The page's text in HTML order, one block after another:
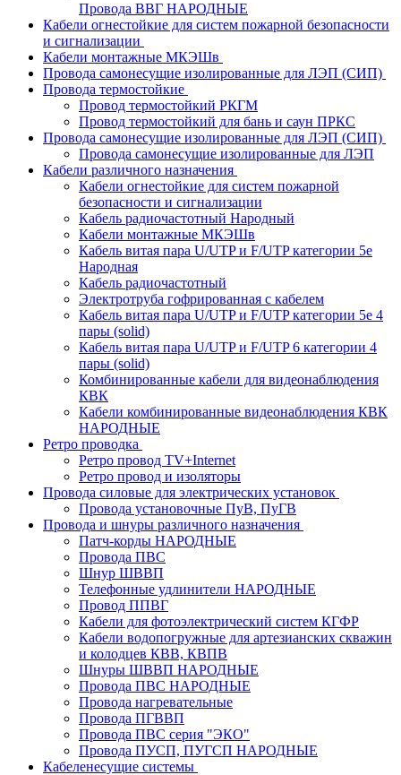
Провода ВВГ НАРОДНЫЕ
Кабели огнестойкие для систем пожарной безопасности
и сигнализации
Кабели монтажные МКЭШв
Провода самонесущие изолированные для ЛЭП (СИП)
Провода термостойкие
Провод термостойкий РКГМ
Провод термостойкий для бань и саун ПРКС
Провода самонесущие изолированные для ЛЭП (СИП)
Провода самонесущие изолированные для ЛЭП
Кабели различного назначения
Кабели огнестойкие для систем пожарной
безопасности и сигнализации
Кабель радиочастотный Народный
Кабели монтажные МКЭШв
Кабель витая пара U/UTP и F/UTP категории 5е
Народная
Кабель радиочастотный
Электротруба гофрированная с кабелем
Кабель витая пара U/UTP и F/UTP категории 5e 4
пары (solid)
Кабель витая пара U/UTP и F/UTP 6 категории 4
пары (solid)
Комбинированные кабели для видеонаблюдения
КВК
Кабели комбинированные видеонаблюдения КВК
НАРОДНЫЕ
Ретро проводка
Ретро провод TV+Internet
Ретро провод и изоляторы
Провода силовые для электрических установок
Провода установочные ПуВ, ПуГВ
Провода и шнуры различного назначения
Патч-корды НАРОДНЫЕ
Провода ПВС
Шнур ШВВП
Телефонные удлинители НАРОДНЫЕ
Провод ППВГ
Кабели для фотоэлектрический систем КГФР
Кабели водопогружные для артезианских скважин
и колодцев КВВ, КВПВ
Шнуры ШВВП НАРОДНЫЕ
Провода ПВС НАРОДНЫЕ
Провода нагревательные
Провода ПГВВП
Провода ПВС серия "ЭКО"
Провода ПУСП, ПУГСП НАРОДНЫЕ
Кабеленесущие системы